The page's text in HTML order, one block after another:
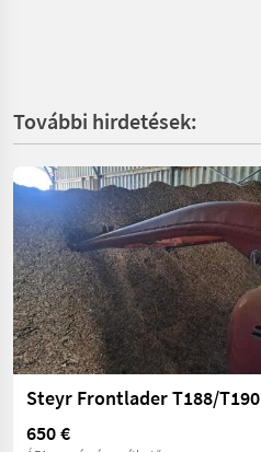
További hirdetések:
Steyr Frontlader T188/T190
650 €